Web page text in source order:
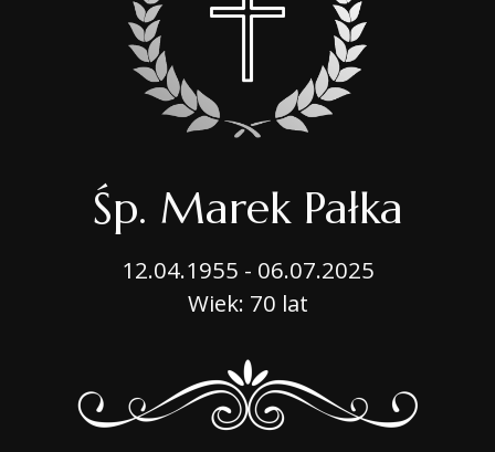
Śp. Marek Pałka
12.04.1955 - 06.07.2025
Wiek: 70 lat